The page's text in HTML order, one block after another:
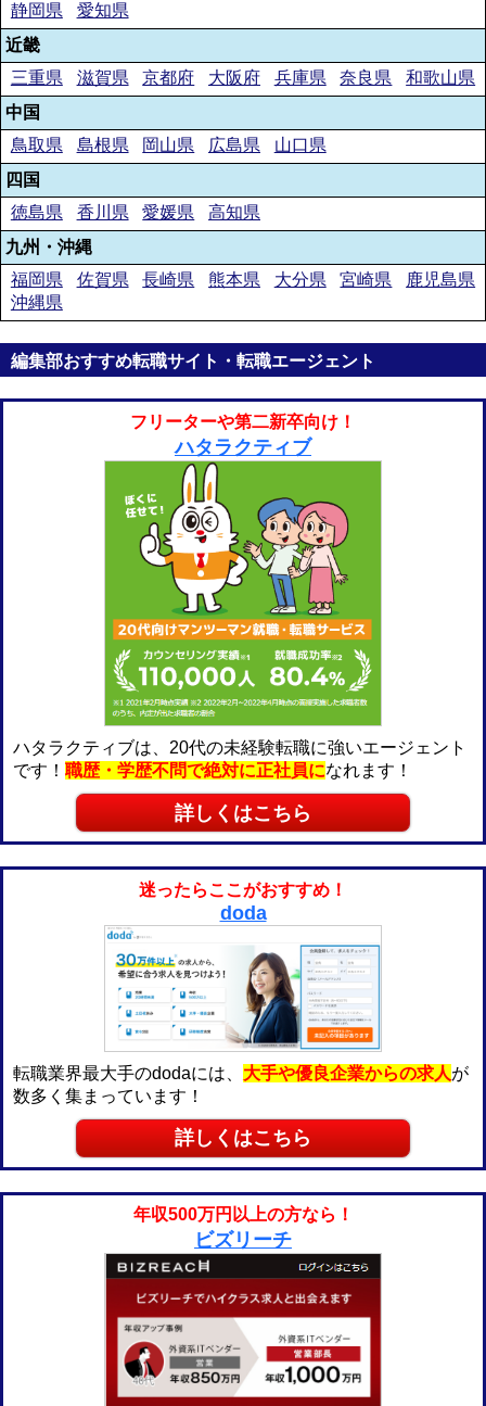
静岡県
愛知県
近畿
三重県
滋賀県 京都府 大阪府 兵庫県 奈良県
和歌山県
中国
鳥取県
島根県 岡山県 広島県
山口県
四国
徳島県
香川県 愛媛県
高知県
九州・沖縄
福岡県
佐賀県 長崎県 熊本県 大分県 宮崎県
鹿児島県
沖縄県
編集部おすすめ転職サイト・転職エージェント
フリーターや第二新卒向け！
ハタラクティブ
ハタラクティブは、20代の未経験転職に強いエージェント
です！ 職歴・学歴不問で絶対に正社員になれます！
詳しくはこちら
迷ったらここがおすすめ！
doda
転職業界最大手のdodaには、 大手や優良企業からの求人が
数多く集まっています！
詳しくはこちら
年収500万円以上の方なら！
ビズリーチ